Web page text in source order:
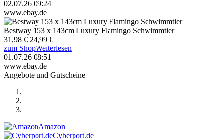
02.07.26 09:24
www.ebay.de
Bestway 153 x 143cm Luxury Flamingo Schwimmtier
31,98 € 24,99 €
zum ShopWeiterlesen
01.07.26 08:51
www.ebay.de
Angebote und Gutscheine
Amazon
Cyberport.de